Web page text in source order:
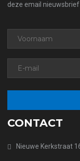
deze email
CONTACT
Nieuwe Kerkstraat